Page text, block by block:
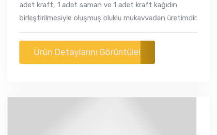
adet kraft, 1 adet saman ve 1 adet kraft kağıdın
birleştirilmesiyle oluşmuş oluklu mukavvadan üretimdir.
Ürün Detaylarını Görüntüle!